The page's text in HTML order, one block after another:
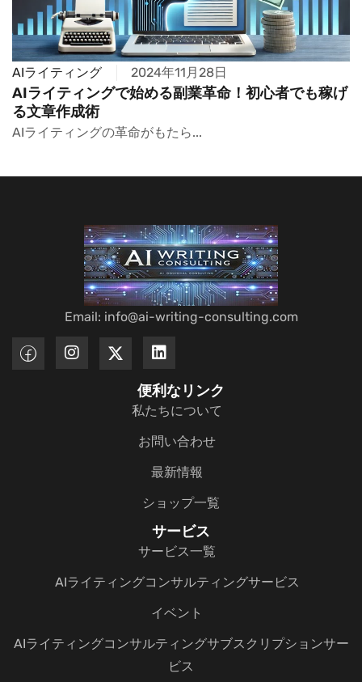
AIライティング 2024年11月28日
AIライティングで始める副業革命！初心者でも稼げ
る文章作成術
AIライティングの革命がもたら...
Email: info@ai-writing-consulting.com
便利なリンク
私たちについて
お問い合わせ
最新情報
ショップ一覧
サービス
サービス一覧
AIライティングコンサルティングサービス
イベント
AIライティングコンサルティングサブスクリプションサー
ビス